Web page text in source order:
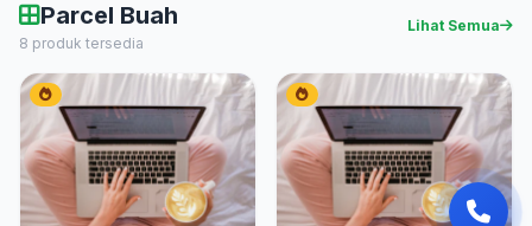
Parcel Buah
8 produk tersedia
Lihat Semua